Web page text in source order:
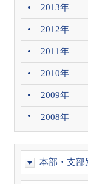
2013年
2012年
2011年
2010年
2009年
2008年
本部・支部